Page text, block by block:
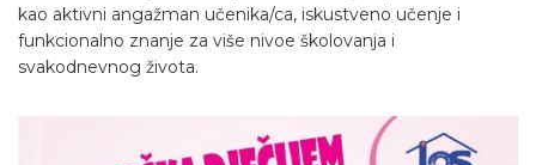
kao aktivni angažman učenika/ca, iskustveno učenje i
funkcionalno znanje za više nivoe školovanja i
svakodnevnog života.